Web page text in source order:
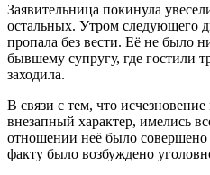
Заявительница покинула
остальных. Утром следующего
пропала без вести. Её не было
бывшему супругу, где гостили
заходила.
В связи с тем, что
внезапный характер, имелись
отношении неё было
факту было возбуждено